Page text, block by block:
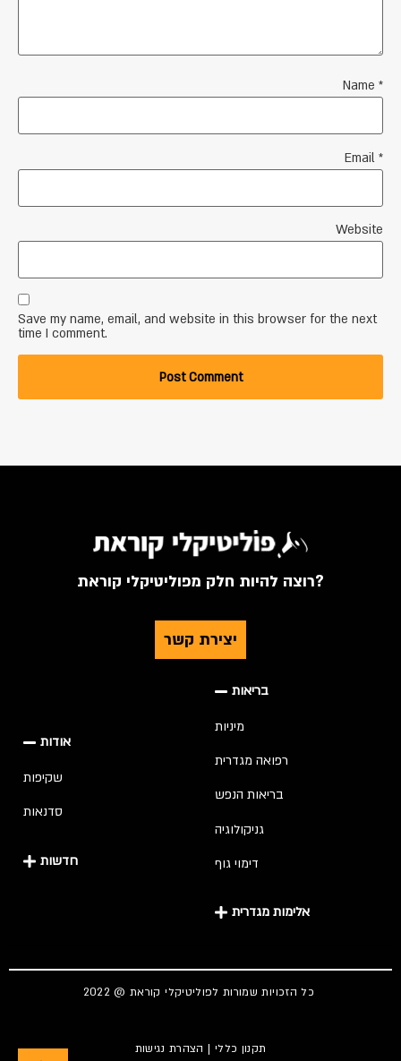
Name *
Email *
Website
Save my name, email, and website in this browser for the next
time I comment.
רוצה להיות חלק מפוליטיקלי קוראת?
יצירת קשר
אודות
שקיפות
סדנאות
חדשות
בריאות
מיניות
רפואה מגדרית
בריאות הנפש
גניקולוגיה
דימוי גוף
אלימות מגדרית
תקנון כללי | הצהרת נגישות